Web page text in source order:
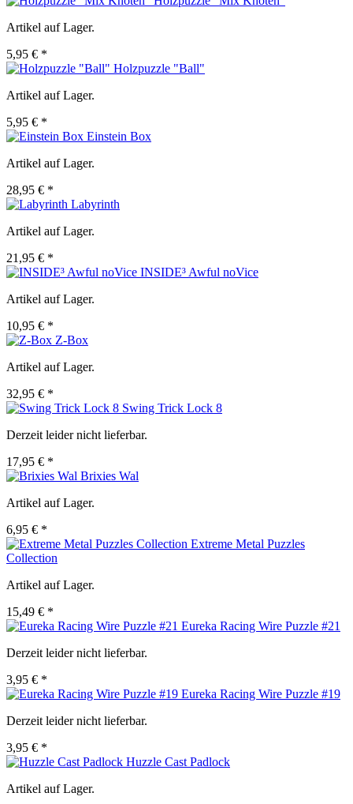
Artikel auf Lager.
5,95 € *
Holzpuzzle "Ball"
Artikel auf Lager.
5,95 € *
Einstein Box
Artikel auf Lager.
28,95 € *
Labyrinth
Artikel auf Lager.
21,95 € *
INSIDE³ Awful noVice
Artikel auf Lager.
10,95 € *
Z-Box
Artikel auf Lager.
32,95 € *
Swing Trick Lock 8
Derzeit leider nicht lieferbar.
17,95 € *
Brixies Wal
Artikel auf Lager.
6,95 € *
Extreme Metal Puzzles
Collection
Artikel auf Lager.
15,49 € *
Eureka Racing Wire Puzzle #21
Derzeit leider nicht lieferbar.
3,95 € *
Eureka Racing Wire Puzzle #19
Derzeit leider nicht lieferbar.
3,95 € *
Huzzle Cast Padlock
Artikel auf Lager.